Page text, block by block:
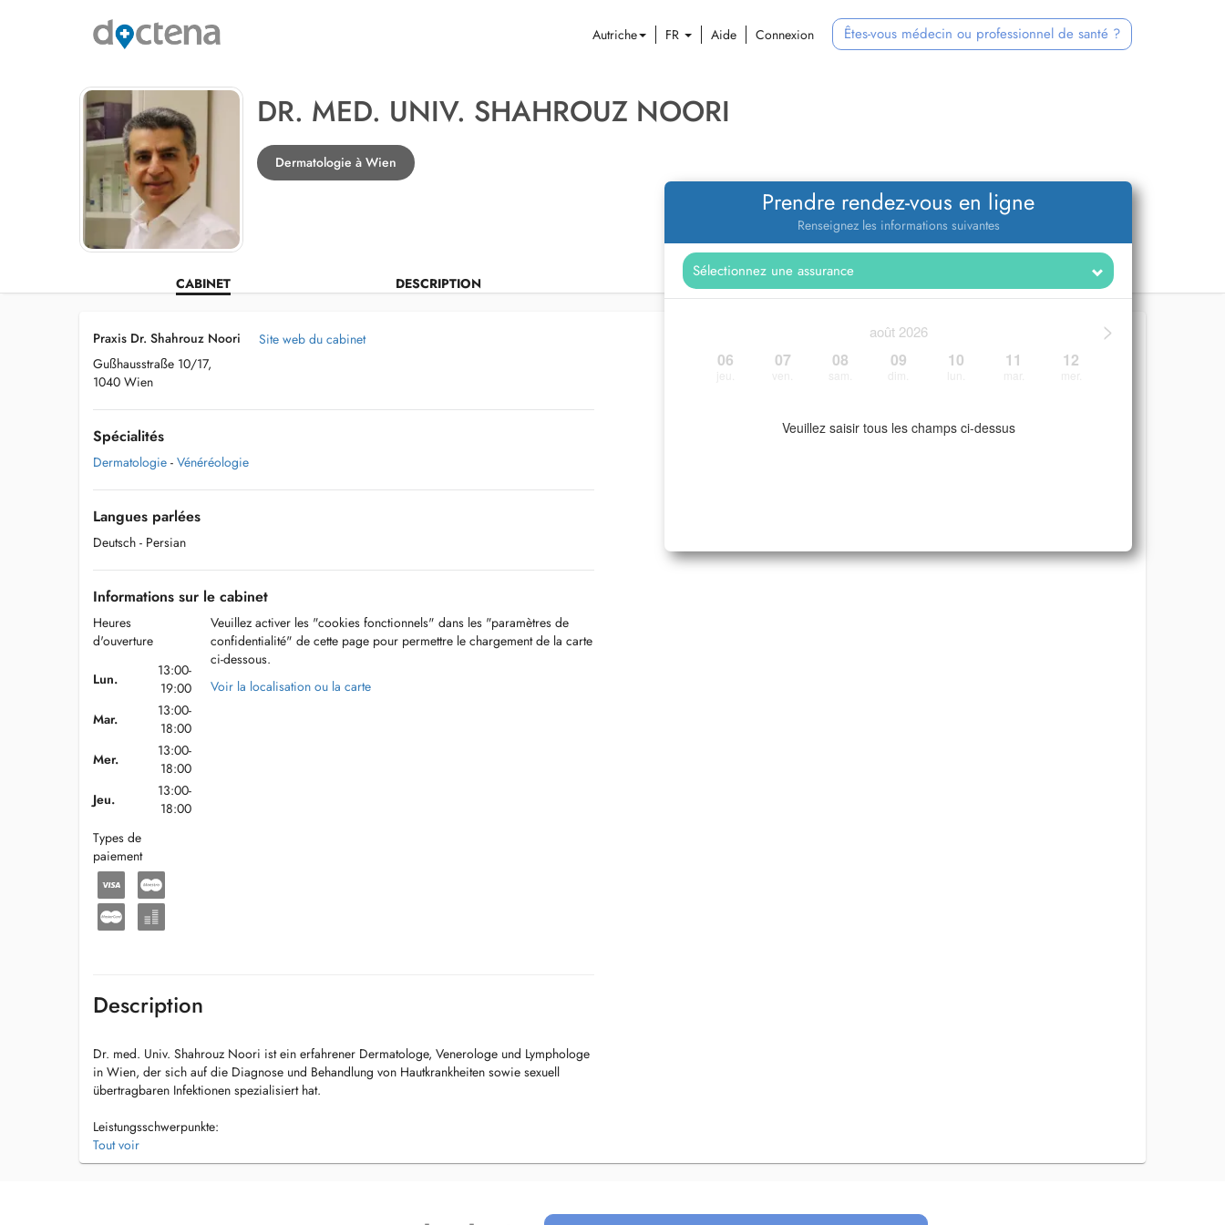
Autriche FR Aide Connexion Êtes-vous médecin ou professionnel de santé ?
DR. MED. UNIV. SHAHROUZ NOORI
Dermatologie à Wien
CABINET DESCRIPTION
Prendre rendez-vous en ligne
Renseignez les informations suivantes
>
août 2026
06 07 08 09 10 11 12
Veuillez saisir tous les champs ci-dessus
Praxis Dr. Shahrouz Noori
Gußhausstraße 10/17,
1040 Wien
Site web du cabinet
Spécialités
Dermatologie - Vénéréologie
Langues parlées
Deutsch - Persian
Informations sur le cabinet
Heures
d'ouverture
Lun.
13:00-
19:00
Mar.
13:00-
18:00
Mer.
13:00-
18:00
Jeu.
13:00-
18:00
Types de
paiement
Veuillez activer les "cookies fonctionnels" dans les "paramètres de
confidentialité" de cette page pour permettre le chargement de la carte
ci-dessous.
Voir la localisation ou la carte
Description
Dr. med. Univ. Shahrouz Noori ist ein erfahrener Dermatologe, Venerologe und Lymphologe
in Wien, der sich auf die Diagnose und Behandlung von Hautkrankheiten sowie sexuell
übertragbaren Infektionen spezialisiert hat.
Leistungsschwerpunkte:
Hauterkrankungen: Behandlung von Psoriasis, Neurodermitis und anderen Hautkrankheiten
Behandlung von Akne, Rosazea und generelle Hautpflege-Beratung
Tout voir